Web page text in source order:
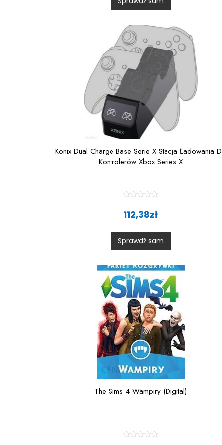
u
t
5
Konix Dual Charge Base Serie X Stacja Ładowania
Kontrolerów Xbox Series X
0
o
u
t
5
112,38zł
Sprawdź sam
The Sims 4 Wampiry (Digital)